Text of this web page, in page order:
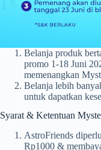
Belanja produk
promo 1-18 Juni
memenangkan
Belanja lebih
untuk dapatkan
Syarat & Ketentuan
AstroFriends
Rp1000 &